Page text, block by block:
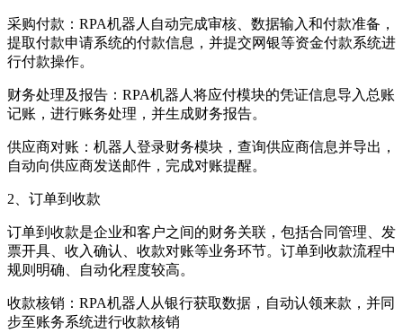
采购付款：RPA机器人自动完成审核、数据输入和付款准备，
提取付款申请系统的付款信息，并提交网银等资金付款系统进
行付款操作。
财务处理及报告：RPA机器人将应付模块的凭证信息导入总账
记账，进行账务处理，并生成财务报告。
供应商对账：机器人登录财务模块，查询供应商信息并导出，
自动向供应商发送邮件，完成对账提醒。
2、订单到收款
订单到收款是企业和客户之间的财务关联，包括合同管理、发
票开具、收入确认、收款对账等业务环节。订单到收款流程中
规则明确、自动化程度较高。
收款核销：RPA机器人从银行获取数据，自动认领来款，并同
步至账务系统进行收款核销